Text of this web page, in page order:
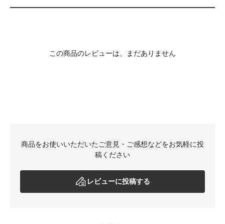
この商品のレビューは、まだありません
商品をお使いいただいたご意見・ご感想などをお気軽に投
稿ください
レビューに投稿する